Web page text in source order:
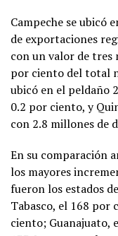
Campeche se ubicó
de exportaciones
con un valor de tres
por ciento del total
ubicó en el peldaño
0.2 por ciento, y
con 2.8 millones de
En su comparación
los mayores
fueron los estados
Tabasco, el 168 por
ciento; Guanajuato,